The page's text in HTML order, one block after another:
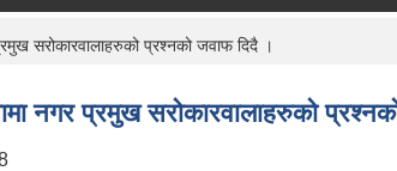
सरोकारवालाहरुको प्रश्नको जवाफ दिदै ।
नगर प्रमुख सरोकारवालाहरुको